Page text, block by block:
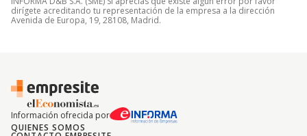
dirígete acreditando tu representación de la empresa a la dirección
Avenida de Europa, 19, 28108, Madrid.
Información ofrecida por
QUIENES SOMOS